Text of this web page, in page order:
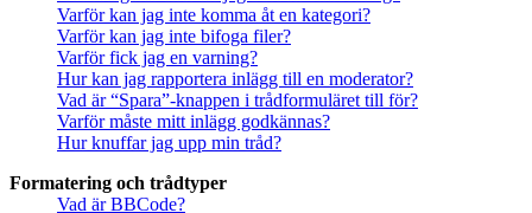
Varför kan jag inte komma åt en kategori?
Varför kan jag inte bifoga filer?
Varför fick jag en varning?
Hur kan jag rapportera inlägg till en moderator?
Vad är “Spara”-knappen i trådformuläret till för?
Varför måste mitt inlägg godkännas?
Hur knuffar jag upp min tråd?
Formatering och trådtyper
Vad är BBCode?